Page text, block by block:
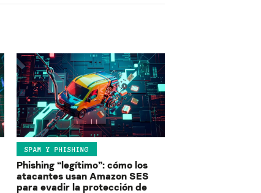
SPAM Y PHISHING
Phishing “legítimo”: cómo los
atacantes usan Amazon SES
para evadir la protección de